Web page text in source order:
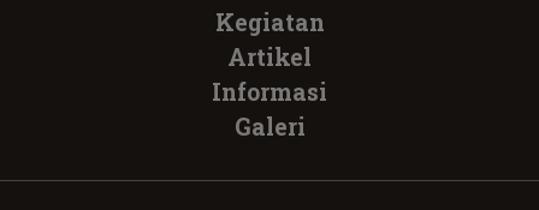
Kegiatan
Artikel
Informasi
Galeri